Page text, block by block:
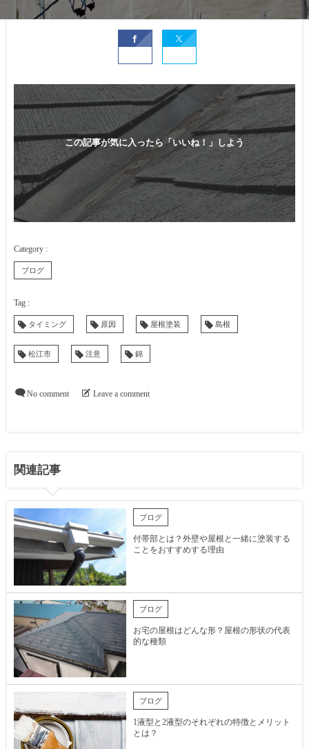
この記事が気に入ったら「いいね！」しよう
ブログ
タイミング 原因 屋根塗装 島根
松江市 注意 錦
No comment Leave a comment
関連記事
ブログ
付帯部とは？外壁や屋根と一緒に塗装する
ことをおすすめする理由
ブログ
お宅の屋根はどんな形？屋根の形状の代表
的な種類
ブログ
1液型と2液型のそれぞれの特徴とメリット
とは？